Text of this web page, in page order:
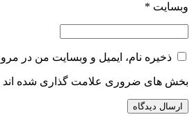
وبسایت *
ذخیره نام، ایمیل و وبسایت من در
بخش های ضروری علامت گذاری شده اند